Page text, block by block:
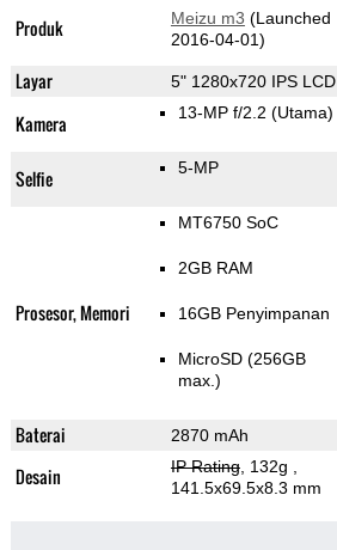
Produk Meizu m3 (Launched
2016-04-01)
Layar 5" 1280x720 IPS LCD
Kamera 13-MP f/2.2 (Utama)
Selfie 5-MP
Prosesor, Memori
MT6750 SoC
2GB RAM
16GB Penyimpanan
MicroSD (256GB
max.)
Baterai 2870 mAh
Desain IP Rating, 132g
141.5x69.5x8.3 mm